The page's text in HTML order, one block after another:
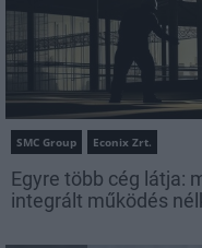
SMC Group Econix Zrt.
Egyre több cég látja:
integrált működés